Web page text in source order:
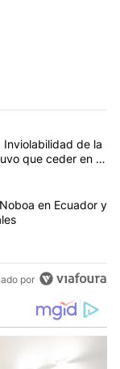
en los
dio media
Inviolabilidad de la
que ceder en la
se reunió con
en Ecuador y
por